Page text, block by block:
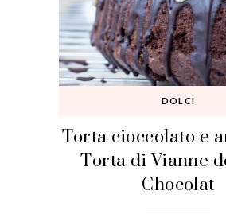
DOLCI
Torta cioccolato e
Torta di Vianne
Chocolat